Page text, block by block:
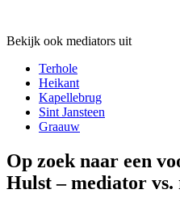
Bekijk ook mediators uit
Terhole
Heikant
Kapellebrug
Sint Jansteen
Graauw
Op zoek naar een
Hulst – mediator vs.